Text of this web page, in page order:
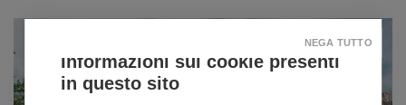
Informazioni sui cookie presenti
in questo sito
NEGA TUTTO